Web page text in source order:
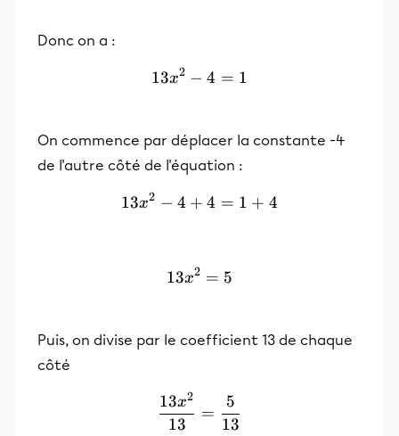
Donc on a :
13x^2 -4=1
13x2 − 4 = 1
On commence par déplacer la constante -4
de l'autre côté de l'équation :
13x^2 -4+4=1+4
13x2 − 4 + 4 = 1 + 4
13x^2 =5
13x2 = 5
Puis, on divise par le coefficient 13 de chaque
côté
13
13x2
=
13
5